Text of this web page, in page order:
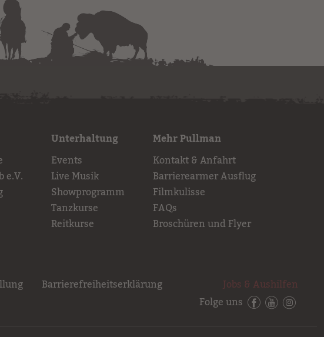
e.V.
Unterhaltung
Events
Live Musik
Showprogramm
Tanzkurse
Reitkurse
Mehr Pullman
Kontakt & Anfahrt
Barrierearmer Ausflug
Filmkulisse
FAQs
Broschüren und Flyer
Barrierefreiheitserklärung
Jobs & Aushilfen
Folge uns Facebook
YouTube